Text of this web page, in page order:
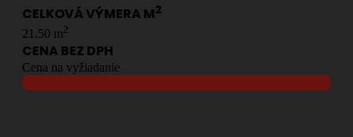
CELKOVÁ VÝMERA M2
21.50 m2
CENA BEZ DPH
Cena na vyžiadanie